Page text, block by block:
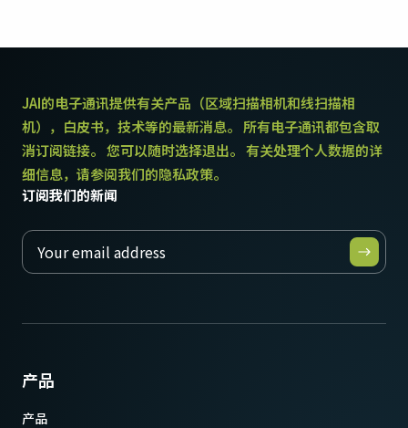
JAI的电子通讯提供有关产品（区域扫描相机和线扫描相
机），白皮书，技术等的最新消息。 所有电子通讯都包含取
消订阅链接。 您可以随时选择退出。 有关处理个人数据的详
细信息，请参阅我们的隐私政策。
订阅我们的新闻
产品
产品